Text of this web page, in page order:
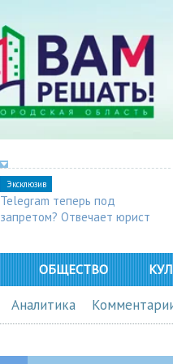
Эксклюзив
Telegram теперь под
запретом? Отвечает юрист
ОБЩЕСТВО
Аналитика